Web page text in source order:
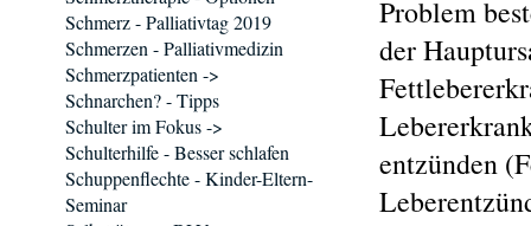
Problem
der
entzünden
Schmerz - Palliativtag 2019
Schmerzen - Palliativmedizin
Schmerzpatienten ->
Schnarchen? - Tipps
Schulter im Fokus ->
Schulterhilfe - Besser schlafen
Schuppenflechte - Kinder-Eltern-
Seminar